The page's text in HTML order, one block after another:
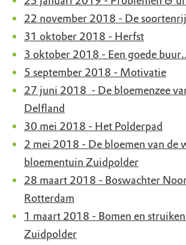
22 november 2018 - De
31 oktober 2018 - Herfst
3 oktober 2018 - Een goede
5 september 2018 - Motivatie
27 juni 2018 - De bloemenzee
Delfland
30 mei 2018 - Het Polderpad
2 mei 2018 - De bloemen van de
bloementuin Zuidpolder
28 maart 2018 - Boswachter
Rotterdam
1 maart 2018 - Bomen en
Zuidpolder